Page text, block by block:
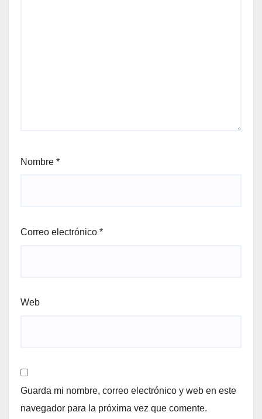
Nombre *
Correo electrónico *
Web
Guarda mi nombre, correo electrónico y web en este
navegador para la próxima vez que comente.